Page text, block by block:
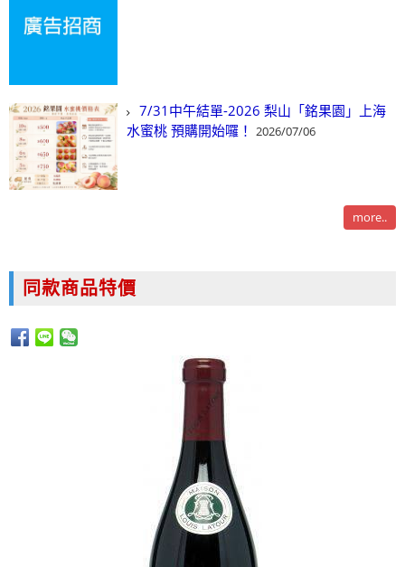
7/31中午結單-2026 梨山「銘果園」上海
水蜜桃 預購開始囉！ 2026/07/06
more..
同款商品特價